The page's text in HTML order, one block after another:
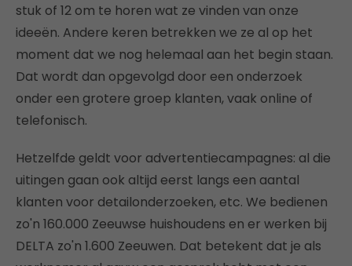
stuk of 12 om te horen wat ze vinden van onze
ideeën. Andere keren betrekken we ze al op het
moment dat we nog helemaal aan het begin staan.
Dat wordt dan opgevolgd door een onderzoek
onder een grotere groep klanten, vaak online of
telefonisch.
Hetzelfde geldt voor advertentiecampagnes: al die
uitingen gaan ook altijd eerst langs een aantal
klanten voor detailonderzoeken, etc. We bedienen
zo'n 160.000 Zeeuwse huishoudens en er werken bij
DELTA zo'n 1.600 Zeeuwen. Dat betekent dat je als